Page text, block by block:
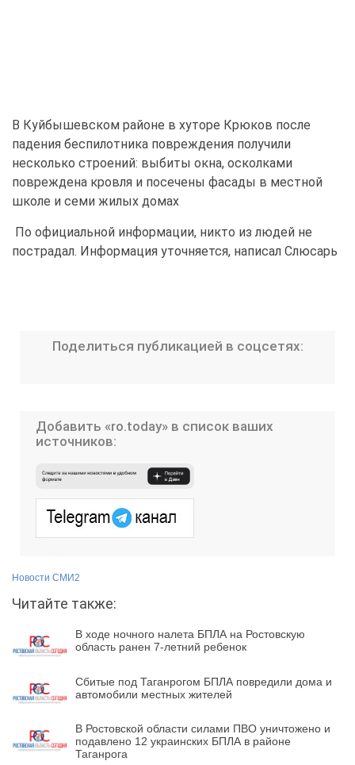
В Куйбышевском районе в хуторе Крюков после
падения беспилотника повреждения получили
несколько строений: выбиты окна, осколками
повреждена кровля и посечены фасады в местной
школе и семи жилых домах
По официальной информации, никто из людей не
пострадал. Информация уточняется, написал Слюсарь
Поделиться публикацией в соцсетях:
Добавить «ro.today» в список ваших
источников:
Новости СМИ2
Читайте также:
В ходе ночного налета БПЛА на Ростовскую
область ранен 7-летний ребенок
Сбитые под Таганрогом БПЛА повредили дома и
автомобили местных жителей
В Ростовской области силами ПВО уничтожено и
подавлено 12 украинских БПЛА в районе
Таганрога